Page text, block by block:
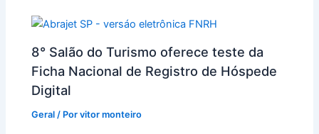
8° Salão do Turismo oferece teste da
Ficha Nacional de Registro de Hóspede
Digital
Geral / Porvitor monteiro